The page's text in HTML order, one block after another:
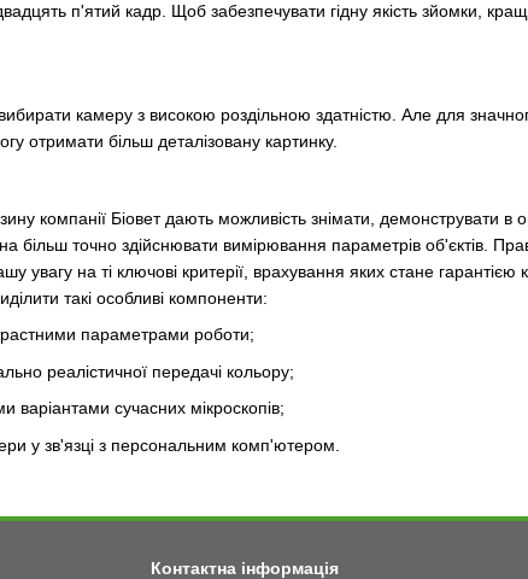
п'ятий кадр. Щоб забезпечувати гідну якість зйомки,
камеру з високою роздільною здатністю. Але для
отримати більш деталізовану картинку.
компанії Біовет дають можливість знімати, демонструвати в
точно здійснювати вимірювання параметрів об'єктів.
на ті ключові критерії, врахування яких стане гарантією
такі особливі компоненти:
параметрами роботи;
реалістичної передачі кольору;
варіантами сучасних мікроскопів;
у зв'язці з персональним комп'ютером.
Контактна інформація